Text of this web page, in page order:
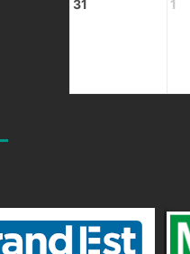
31 1